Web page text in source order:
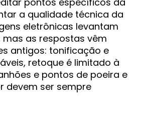
a qualidade técnica da
eletrônicas levantam
mas as respostas vêm
antigos: tonificação e
retoque é limitado à
e pontos de poeira e
devem ser sempre